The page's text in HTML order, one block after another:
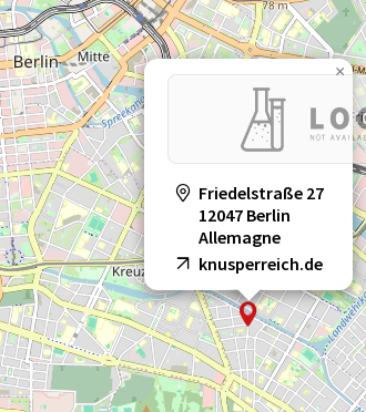
Friedelstraße 27
12047 Berlin
Allemagne
knusperreich.de
×